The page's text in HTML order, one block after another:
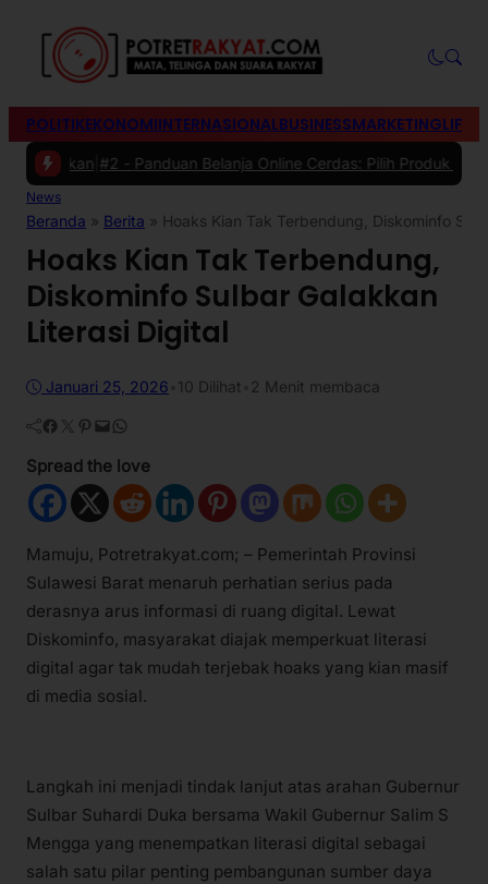
POLITIKEKONOMIINTERNASIONALBUSINESSMARKETING
|#2 -Panduan Belanja Online Cerdas: Pilih Produk dengan
News
Beranda » Berita » Hoaks Kian Tak Terbendung, Diskominfo
Hoaks Kian Tak Terbendung,
Diskominfo Sulbar Galakkan
Literasi Digital
Januari 25, 2026 10 Dilihat 2 Menit membaca
Facebook Twitter Pinterest Mail WhatsApp
Spread the love
Mamuju, Potretrakyat.com; – Pemerintah Provinsi
Sulawesi Barat menaruh perhatian serius pada
derasnya arus informasi di ruang digital. Lewat
Diskominfo, masyarakat diajak memperkuat literasi
digital agar tak mudah terjebak hoaks yang kian masif
di media sosial.
Langkah ini menjadi tindak lanjut atas arahan Gubernur
Sulbar Suhardi Duka bersama Wakil Gubernur Salim S
Mengga yang menempatkan literasi digital sebagai
salah satu pilar penting pembangunan sumber daya